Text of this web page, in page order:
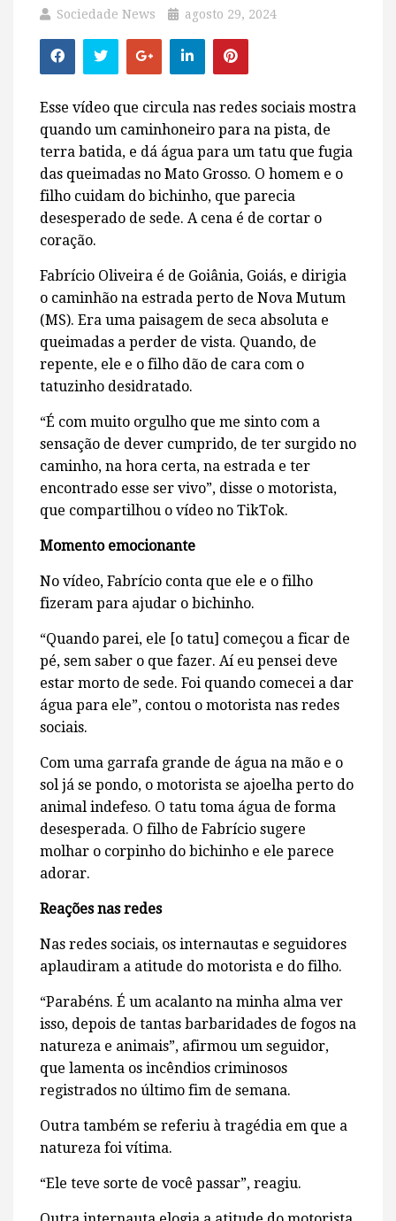
Sociedade News agosto 29, 2024
Esse vídeo que circula nas redes sociais mostra
quando um caminhoneiro para na pista, de
terra batida, e dá água para um tatu que fugia
das queimadas no Mato Grosso. O homem e o
filho cuidam do bichinho, que parecia
desesperado de sede. A cena é de cortar o
coração.
Fabrício Oliveira é de Goiânia, Goiás, e dirigia
o caminhão na estrada perto de Nova Mutum
(MS). Era uma paisagem de seca absoluta e
queimadas a perder de vista. Quando, de
repente, ele e o filho dão de cara com o
tatuzinho desidratado.
“É com muito orgulho que me sinto com a
sensação de dever cumprido, de ter surgido no
caminho, na hora certa, na estrada e ter
encontrado esse ser vivo”, disse o motorista,
que compartilhou o vídeo no TikTok.
Momento emocionante
No vídeo, Fabrício conta que ele e o filho
fizeram para ajudar o bichinho.
“Quando parei, ele [o tatu] começou a ficar de
pé, sem saber o que fazer. Aí eu pensei deve
estar morto de sede. Foi quando comecei a dar
água para ele”, contou o motorista nas redes
sociais.
Com uma garrafa grande de água na mão e o
sol já se pondo, o motorista se ajoelha perto do
animal indefeso. O tatu toma água de forma
desesperada. O filho de Fabrício sugere
molhar o corpinho do bichinho e ele parece
adorar.
Reações nas redes
Nas redes sociais, os internautas e seguidores
aplaudiram a atitude do motorista e do filho.
“Parabéns. É um acalanto na minha alma ver
isso, depois de tantas barbaridades de fogos na
natureza e animais”, afirmou um seguidor,
que lamenta os incêndios criminosos
registrados no último fim de semana.
Outra também se referiu à tragédia em que a
natureza foi vítima.
“Ele teve sorte de você passar”, reagiu.